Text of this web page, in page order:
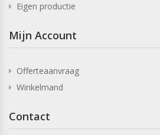
Eigen productie
Mijn Account
Offerteaanvraag
Winkelmand
Contact